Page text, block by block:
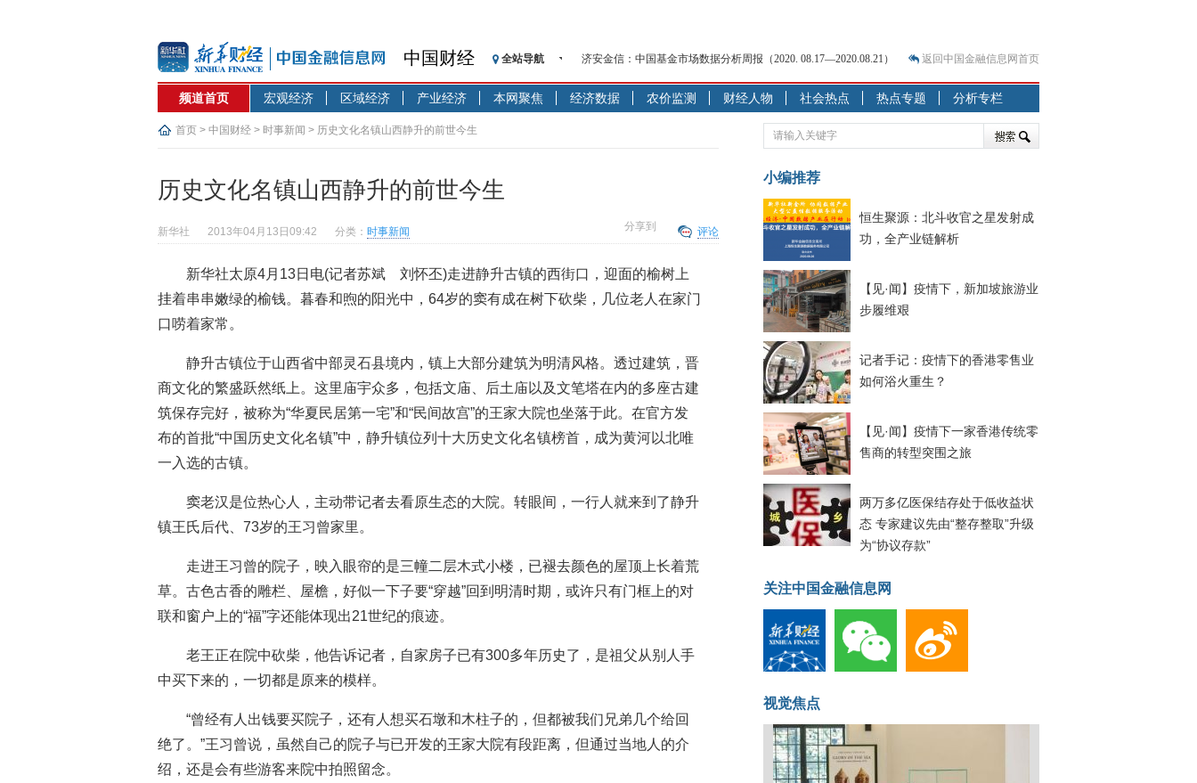
中国财经 全站导航
【见·闻】疫情下，新加坡旅游业步履维艰
记者手记：疫情下的香港零售业如何浴火重生？
【见·闻】疫情下一家香港传统零售商的转型突围之旅
济安金信：中国基金市场数据分析周报（2020. 07.27—2020.07.31）
【新华财经调查】同业存单、结构性存款玩起“跷跷板” 结构性失衡藏
央行公开市场净投放300亿元 短端资金利率明显下行
基本面及股市双轮冲击 债市回调十年期债表现最弱
沥青期货连续两日涨逾3% 沪银及两粕涨势喜人
恒生聚源：北斗收官之星发射成功，全产业链解析
济安金信：中国基金市场数据分析周报（2020. 08.17—2020.08.21）
返回中国金融信息网首页
频道首页 宏观经济 区域经济 产业经济 本网聚焦 经济数据 农价监测 财经人物 社会热点 热点专题 分析专栏
首页 > 中国财经 > 时事新闻 > 历史文化名镇山西静升的前世今生
历史文化名镇山西静升的前世今生
评论
分享到
新华社 2013年04月13日09:42 分类： 时事新闻
新华社太原4月13日电(记者苏斌 刘怀丕)走进静升古镇的西街口，迎面的榆树上
挂着串串嫩绿的榆钱。暮春和煦的阳光中，64岁的窦有成在树下砍柴，几位老人在家门
口唠着家常。
静升古镇位于山西省中部灵石县境内，镇上大部分建筑为明清风格。透过建筑，晋
商文化的繁盛跃然纸上。这里庙宇众多，包括文庙、后土庙以及文笔塔在内的多座古建
筑保存完好，被称为“华夏民居第一宅”和“民间故宫”的王家大院也坐落于此。在官方发
布的首批“中国历史文化名镇”中，静升镇位列十大历史文化名镇榜首，成为黄河以北唯
一入选的古镇。
窦老汉是位热心人，主动带记者去看原生态的大院。转眼间，一行人就来到了静升
镇王氏后代、73岁的王习曾家里。
走进王习曾的院子，映入眼帘的是三幢二层木式小楼，已褪去颜色的屋顶上长着荒
草。古色古香的雕栏、屋檐，好似一下子要“穿越”回到明清时期，或许只有门框上的对
联和窗户上的“福”字还能体现出21世纪的痕迹。
老王正在院中砍柴，他告诉记者，自家房子已有300多年历史了，是祖父从别人手
中买下来的，一切都是原来的模样。
“曾经有人出钱要买院子，还有人想买石墩和木柱子的，但都被我们兄弟几个给回
绝了。”王习曾说，虽然自己的院子与已开发的王家大院有段距离，但通过当地人的介
绍，还是会有些游客来院中拍照留念。
小编推荐
恒生聚源：北斗收官之星发射成
功，全产业链解析
【见·闻】疫情下，新加坡旅游业
步履维艰
记者手记：疫情下的香港零售业
如何浴火重生？
【见·闻】疫情下一家香港传统零
售商的转型突围之旅
两万多亿医保结存处于低收益状
态 专家建议先由“整存整取”升级
为“协议存款”
关注中国金融信息网
视觉焦点